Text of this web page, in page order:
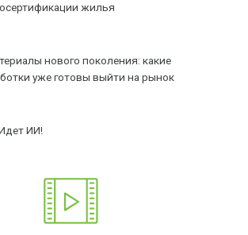
жилья
нового поколения: какие
уже готовы выйти на рынок
ИИ!